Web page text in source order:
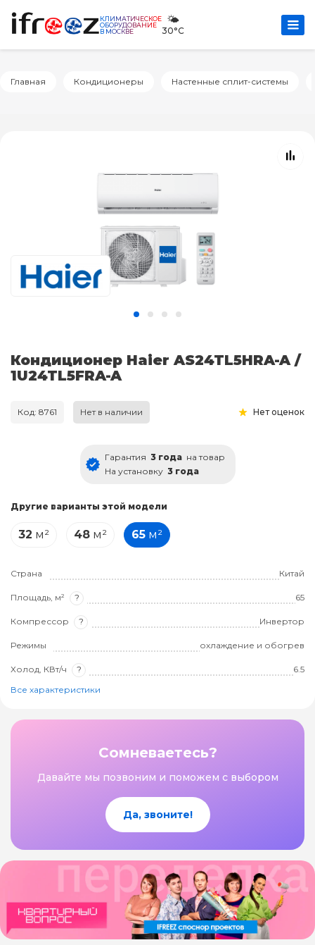
КЛИМАТИЧЕСКОЕ
ОБОРУДОВАНИЕ
В МОСКВЕ
🌤️
30°C
Главная Кондиционеры Настенные сплит-системы
Кондиционер Haier AS24TL5HRA-A /
1U24TL5FRA-A
Код: 8761 Нет в наличии Нет оценок
Гарантия 3 года на товар
На установку 3 года
Другие варианты этой модели
32 м² 48 м² 65 м²
Страна Китай
Площадь, м² ? 65
Компрессор ? Инвертор
Режимы охлаждение и обогрев
Холод, КВт/ч ?
6.5
Все характеристики
Сомневаетесь?
Давайте мы позвоним и поможем с выбором
Да, звоните!